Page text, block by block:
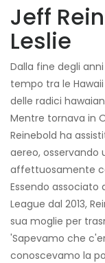
Jeff
Leslie
Dalla fine degli
tempo tra le
delle radici
Mentre tornava in
Reinebold ha
aereo, osservando
affettuosamente
Essendo associato
League dal 2013,
sua moglie per
'Sapevamo che
conoscevamo la